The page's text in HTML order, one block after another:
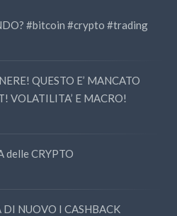
#bitcoin #crypto #trading
QUESTO E’ MANCATO
VOLATILITA’ E MACRO!
delle CRYPTO
DI NUOVO I CASHBACK